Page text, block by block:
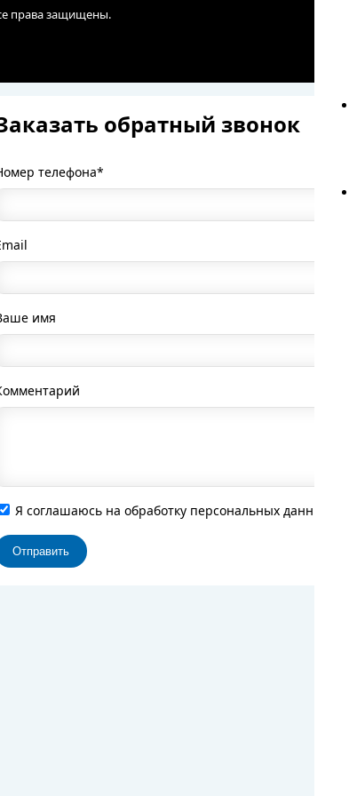
права защищены.
обратный звонок
телефона*
имя
Я соглашаюсь на обработку персональных данных